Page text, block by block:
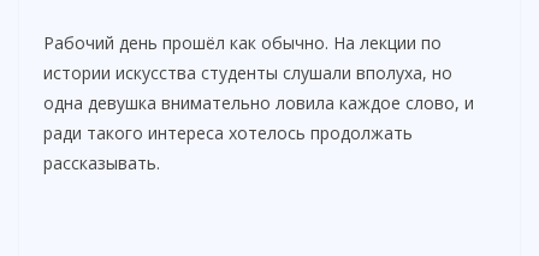
Рабочий день прошёл как обычно. На лекции по
истории искусства студенты слушали вполуха, но
одна девушка внимательно ловила каждое слово, и
ради такого интереса хотелось продолжать
рассказывать.